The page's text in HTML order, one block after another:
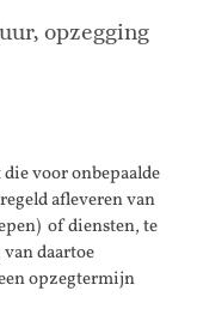
opzegging
voor onbepaalde
afleveren van
of diensten, te
daartoe
opzegtermijn